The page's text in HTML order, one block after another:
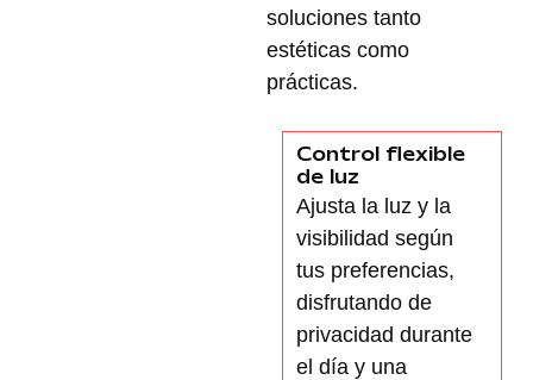
soluciones tanto
estéticas como
prácticas.
Control flexible
de luz
Ajusta la luz y la
visibilidad según
tus preferencias,
disfrutando de
privacidad durante
el día y una